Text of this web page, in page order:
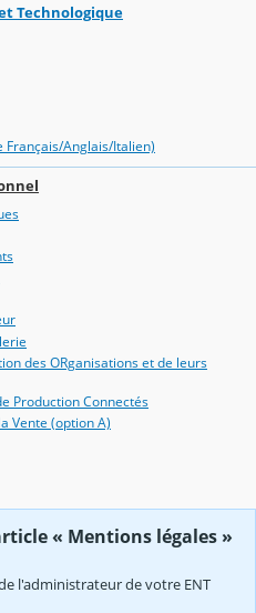
Technologique
Français/Anglais/Italien)
des ORganisations et de leurs
Production Connectés
Vente (option A)
« Mentions légales »
l'administrateur de votre ENT